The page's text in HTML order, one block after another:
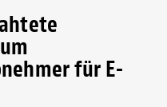
für E-